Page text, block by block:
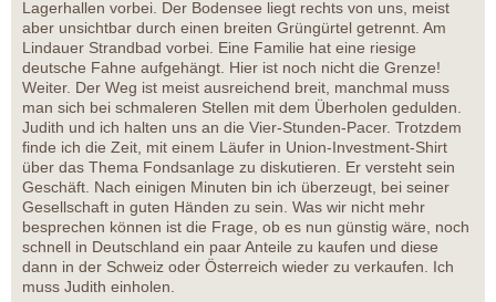
Lagerhallen vorbei. Der Bodensee liegt rechts von uns, meist
aber unsichtbar durch einen breiten Grüngürtel getrennt. Am
Lindauer Strandbad vorbei. Eine Familie hat eine riesige
deutsche Fahne aufgehängt. Hier ist noch nicht die Grenze!
Weiter. Der Weg ist meist ausreichend breit, manchmal muss
man sich bei schmaleren Stellen mit dem Überholen gedulden.
Judith und ich halten uns an die Vier-Stunden-Pacer. Trotzdem
finde ich die Zeit, mit einem Läufer in Union-Investment-Shirt
über das Thema Fondsanlage zu diskutieren. Er versteht sein
Geschäft. Nach einigen Minuten bin ich überzeugt, bei seiner
Gesellschaft in guten Händen zu sein. Was wir nicht mehr
besprechen können ist die Frage, ob es nun günstig wäre, noch
schnell in Deutschland ein paar Anteile zu kaufen und diese
dann in der Schweiz oder Österreich wieder zu verkaufen. Ich
muss Judith einholen.